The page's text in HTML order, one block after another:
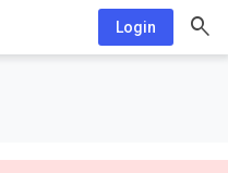
Login